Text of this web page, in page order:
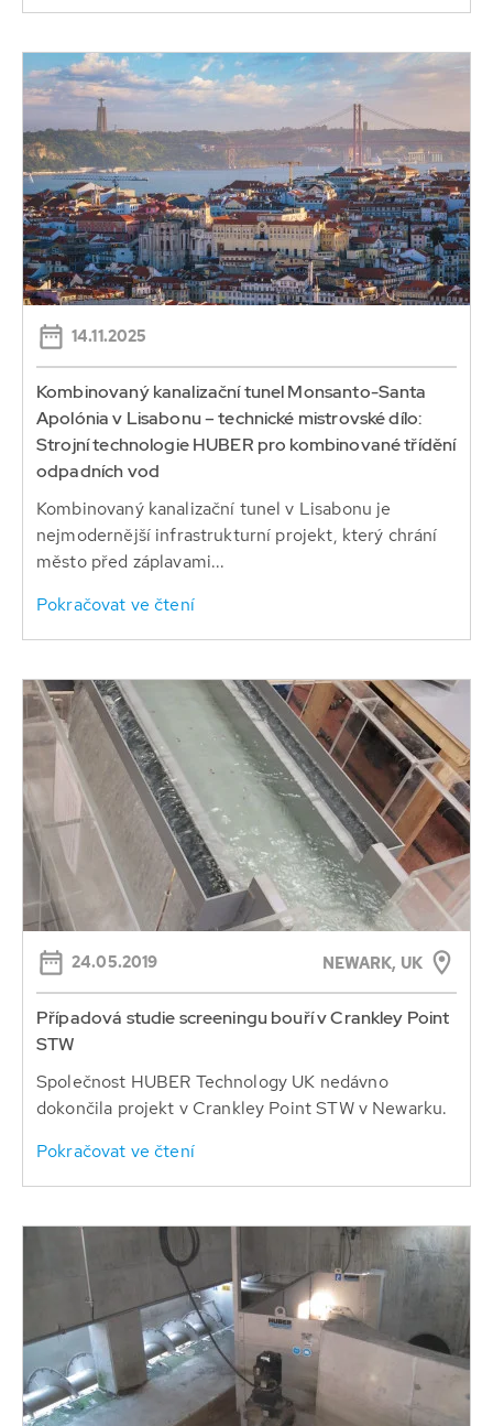
14.11.2025
Kombinovaný kanalizační tunel Monsanto-Santa
Apolónia v Lisabonu – technické mistrovské dílo:
Strojní technologie HUBER pro kombinované třídění
odpadních vod
Kombinovaný kanalizační tunel v Lisabonu je
nejmodernější infrastrukturní projekt, který chrání
město před záplavami...
Pokračovat ve čtení
24.05.2019 NEWARK, UK
Případová studie screeningu bouří v Crankley Point
STW
Společnost HUBER Technology UK nedávno
dokončila projekt v Crankley Point STW v Newarku.
Pokračovat ve čtení